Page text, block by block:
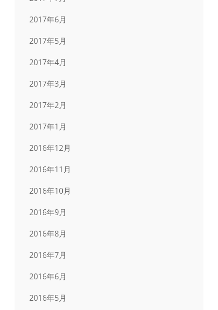
2017年6月
2017年5月
2017年4月
2017年3月
2017年2月
2017年1月
2016年12月
2016年11月
2016年10月
2016年9月
2016年8月
2016年7月
2016年6月
2016年5月